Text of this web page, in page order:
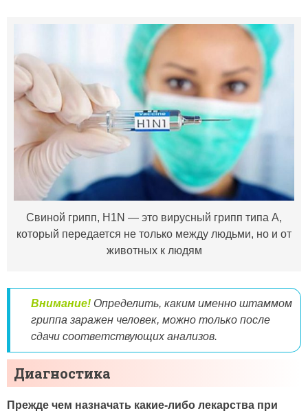
Свиной грипп, H1N — это вирусный грипп типа А,
который передается не только между людьми, но и от
животных к людям
Внимание! Определить, каким именно штаммом
гриппа заражен человек, можно только после
сдачи соответствующих анализов.
Диагностика
Прежде чем назначать какие-либо лекарства при